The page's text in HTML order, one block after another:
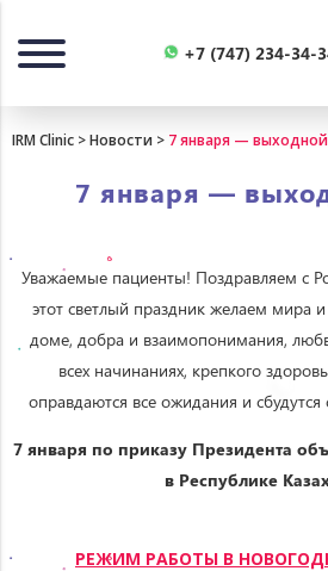
+7 (747) 234-34-
IRM Clinic >Новости > 7 января —
7 января —
Уважаемые пациенты! Поздравляем с
этот светлый праздник желаем мира
доме, добра и взаимопонимания,
всех начинаниях, крепкого
оправдаются все ожидания и
7 января по приказу Президента
в Республике
НавигацияРЕЖИМ РАБОТЫ В